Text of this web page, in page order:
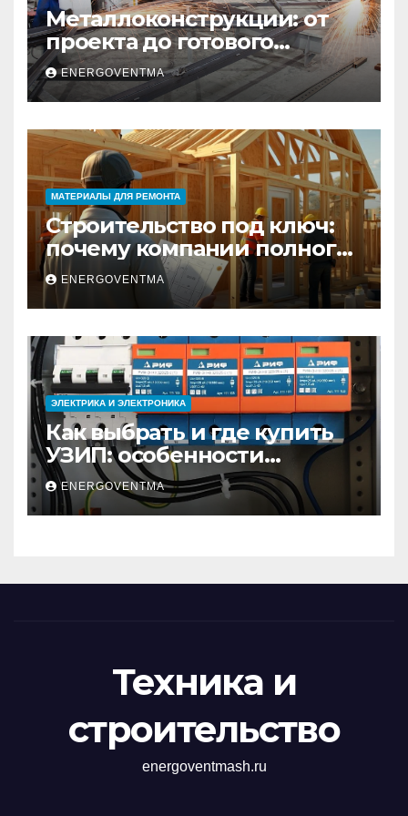
Металлоконструкции: от
проекта до готового
изделия – полный
практический гид
ENERGOVENTMA
МАТЕРИАЛЫ ДЛЯ РЕМОНТА
Строительство под ключ:
почему компании полного
цикла меняют рынок
недвижимости
ENERGOVENTMA
ЭЛЕКТРИКА И ЭЛЕКТРОНИКА
Как выбрать и где купить
УЗИП: особенности
устройств защиты от
импульсных
перенапряжений
ENERGOVENTMA
Техника и
строительство
energoventmash.ru